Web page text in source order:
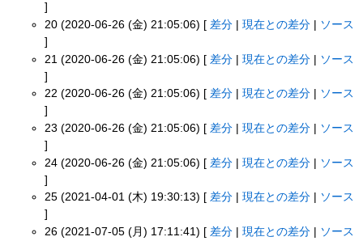
]
20 (2020-06-26 (金) 21:05:06) [ 差分 |現在との差分
ソース
]
21 (2020-06-26 (金) 21:05:06) [ 差分 |現在との差分 | ソース
]
22 (2020-06-26 (金) 21:05:06) [ 差分 |現在との差分
ソース
]
23 (2020-06-26 (金) 21:05:06) [ 差分 |現在との差分
ソース
]
24 (2020-06-26 (金) 21:05:06) [ 差分 |現在との差分 | ソース
]
25 (2021-04-01 (木) 19:30:13) [ 差分 |現在との差分
ソース
]
26 (2021-07-05 (月) 17:11:41) [ 差分 |現在との差分
ソース